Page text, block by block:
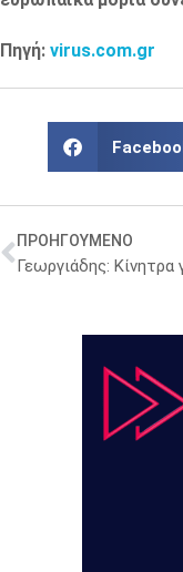
Πηγή: virus.com.gr
ΠΡΟΗΓΟΥΜΕΝΟ